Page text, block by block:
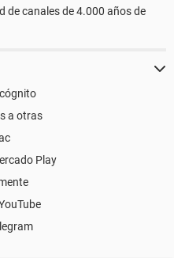
de canales de 4.000 años de
a otras
Play